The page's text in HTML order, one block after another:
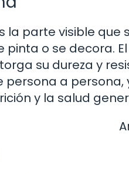
la parte visible
pinta o se decora.
su dureza y
persona a
y la salud